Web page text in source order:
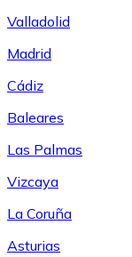
Valladolid
Madrid
Cádiz
Baleares
Las Palmas
Vizcaya
La Coruña
Asturias